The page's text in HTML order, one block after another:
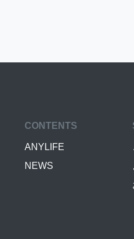
CONTENTS
ANYLIFE
NEWS